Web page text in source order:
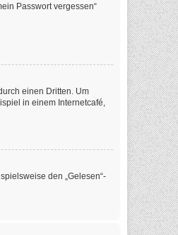
Passwort vergessen“
einen Dritten. Um
in einem Internetcafé,
den „Gelesen“-